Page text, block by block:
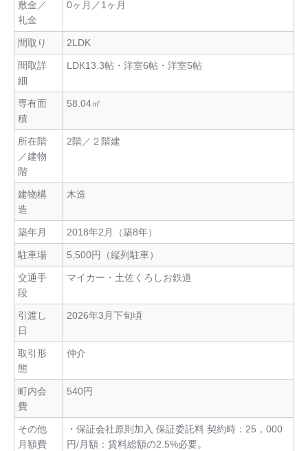
敷金／
礼金
0ヶ月／1ヶ月
間取り 2LDK
間取詳
細
LDK13.3帖・洋室6帖・洋室5帖
専有面
積
58.04㎡
所在階
／建物
階
2階／２階建
建物構
造
木造
築年月 2018年2月（築8年）
駐車場 5,500円（縦列駐車）
交通手
段
マイカー・土佐くろしお鉄道
引渡し
日
2026年3月下旬頃
取引形
態
仲介
町内会
費
540円
その他
月額費
・保証会社原則加入 保証委託料 契約時：25，000
円/月額：賃料総額の2.5%必要。